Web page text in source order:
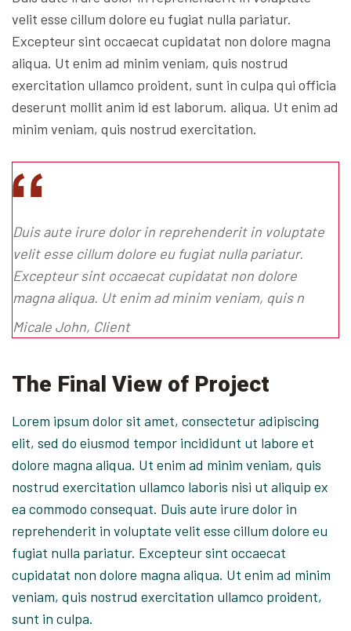
velit esse cillum dolore eu fugiat nulla pariatur.
Excepteur sint occaecat cupidatat non dolore magna
aliqua. Ut enim ad minim veniam, quis nostrud
exercitation ullamco proident, sunt in culpa qui officia
deserunt mollit anim id est laborum. aliqua. Ut enim ad
minim veniam, quis nostrud exercitation.
Duis aute irure dolor in reprehenderit in voluptate
velit esse cillum dolore eu fugiat nulla pariatur.
Excepteur sint occaecat cupidatat non dolore
magna aliqua. Ut enim ad minim veniam, quis n
Micale John, Client
The Final View of Project
Lorem ipsum dolor sit amet, consectetur adipiscing
elit, sed do eiusmod tempor incididunt ut labore et
dolore magna aliqua. Ut enim ad minim veniam, quis
nostrud exercitation ullamco laboris nisi ut aliquip ex
ea commodo consequat. Duis aute irure dolor in
reprehenderit in voluptate velit esse cillum dolore eu
fugiat nulla pariatur. Excepteur sint occaecat
cupidatat non dolore magna aliqua. Ut enim ad minim
veniam, quis nostrud exercitation ullamco proident,
sunt in culpa.